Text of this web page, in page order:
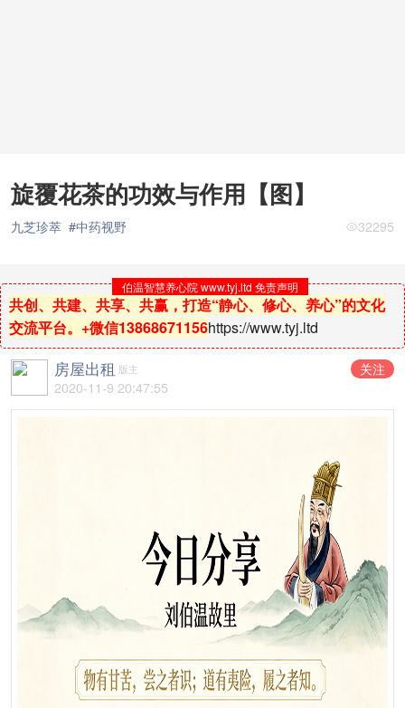
旋覆花茶的功效与作用【图】
九芝珍萃#中药视野 32295
伯温智慧养心院 www.tyj.ltd 免责声明
共创、共建、共享、共赢，打造“静心、修心、养心”的文化
交流平台。+微信13868671156https://www.tyj.ltd
房屋出租 版主
关注
2020-11-9 20:47:55